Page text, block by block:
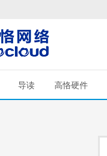
导读 高恪硬件